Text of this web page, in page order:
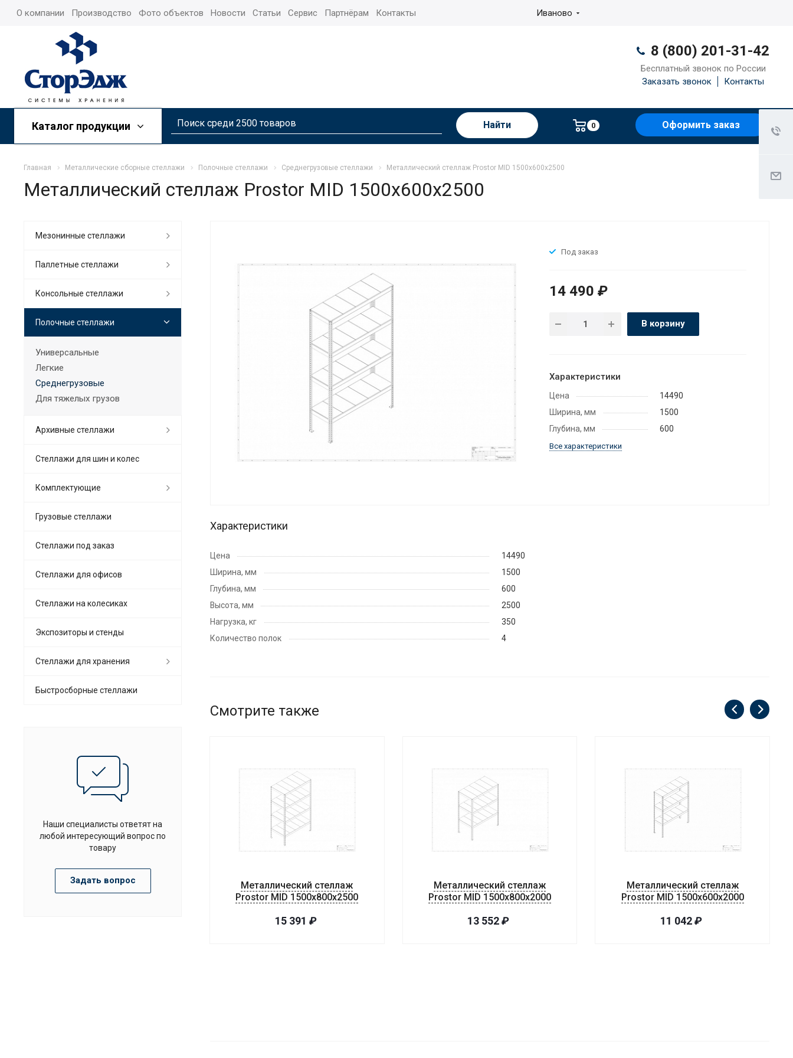
О компании Производство Фото объектов Новости Статьи Сервис Партнёрам Контакты Иваново
8 (800) 201-31-42
Бесплатный звонок по России
Заказать звонок
Контакты
Каталог продукции Найти 0 Оформить заказ
Главная Металлические сборные стеллажи Полочные стеллажи Среднегрузовые стеллажи Металлический стеллаж Prostor MID 1500x600x2500
Металлический стеллаж Prostor MID 1500x600x2500
Под заказ
14 490 ₽
В корзину
Характеристики
Цена
14490
Ширина, мм
1500
Глубина, мм
600
Все характеристики
Характеристики
Цена
14490
Ширина, мм
1500
Глубина, мм
600
Высота, мм
2500
Нагрузка, кг
350
Количество полок
4
Смотрите также
Металлический стеллаж
Prostor MID 1500x800x2500
15 391 ₽
Металлический стеллаж
Prostor MID 1500x800x2000
13 552₽
Металлический стеллаж
Prostor MID 1500x600x2000
11 042₽
Мезонинные стеллажи
Паллетные стеллажи
Консольные стеллажи
Полочные стеллажи
Универсальные
Легкие
Среднегрузовые
Для тяжелых грузов
Архивные стеллажи
Стеллажи для шин и колес
Комплектующие
Грузовые стеллажи
Стеллажи под заказ
Стеллажи для офисов
Cтеллажи на колесиках
Экспозиторы и стенды
Стеллажи для хранения
Быстросборные стеллажи
Наши специалисты ответят на
любой интересующий вопрос по
товару
Задать вопрос